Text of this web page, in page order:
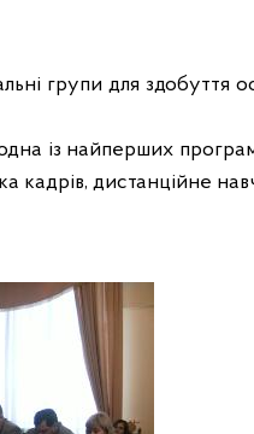
групи для здобуття
із найперших
кадрів, дистанційне